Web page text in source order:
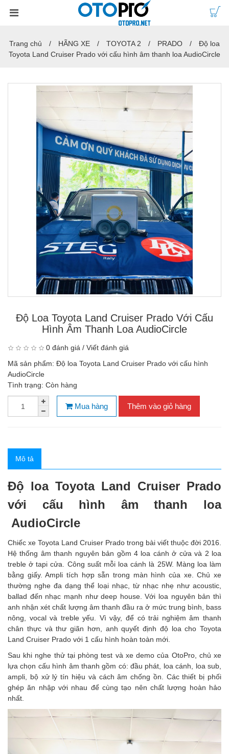
Trang chủ HÃNG XE TOYOTA 2 PRADO
Độ loa
Toyota Land Cruiser Prado với cấu hình âm thanh loa AudioCircle
Độ Loa Toyota Land Cruiser Prado Với Cấu
Hình Âm Thanh Loa AudioCircle
0 đánh giá / Viết đánh giá
Mã sản phẩm: Độ loa Toyota Land Cruiser Prado với cấu hình
AudioCircle
Tình trạng: Còn hàng
Mua hàng Thêm vào giỏ hàng
Mô tả
Độ loa Toyota Land Cruiser Prado
với cấu hình âm thanh loa
AudioCircle
Chiếc xe Toyota Land Cruiser Prado trong bài viết thuộc đời 2016.
Hệ thống âm thanh nguyên bản gồm 4 loa cánh ở cửa và 2 loa
treble ở tapi cửa. Công suất mỗi loa cánh là 25W. Màng loa làm
bằng giấy. Ampli tích hợp sẵn trong màn hình của xe. Chủ xe
thường nghe đa dạng thể loại nhạc, từ nhạc nhẹ như acoustic,
ballad đến nhạc mạnh như deep house. Với loa nguyên bản thì
anh nhận xét chất lượng âm thanh đầu ra ở mức trung bình, bass
nông, vocal và treble yếu. Vì vậy, để có trải nghiệm âm thanh
chân thực và thư giãn hơn, anh quyết định độ loa cho Toyota
Land Cruiser Prado với 1 cấu hình hoàn toàn mới.
Sau khi nghe thử tại phòng test và xe demo của OtoPro, chủ xe
lựa chọn cấu hình âm thanh gồm có: đầu phát, loa cánh, loa sub,
ampli, bộ xử lý tín hiệu và cách âm chống ồn. Các thiết bị phối
ghép ăn nhập với nhau để cùng tạo nên chất lượng hoàn hảo
nhất.